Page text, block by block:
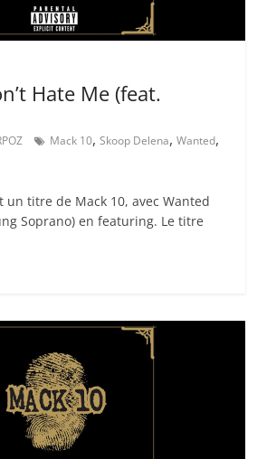
Hate Me (feat.
Mack 10,Skoop Delena,Wanted,
un titre de Mack 10, avec Wanted
Soprano) en featuring. Le titre